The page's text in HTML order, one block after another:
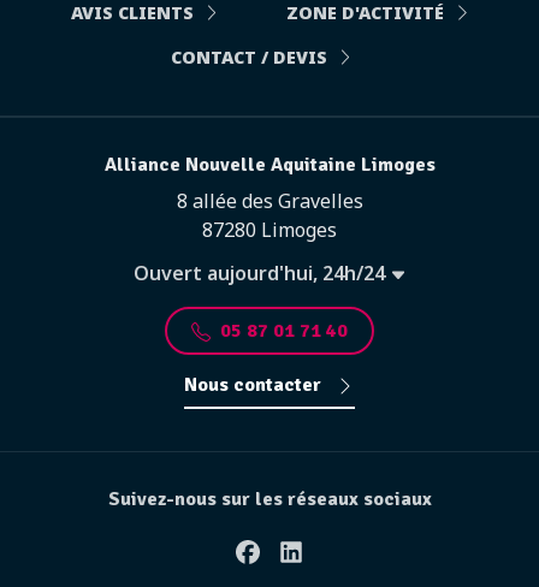
AVIS CLIENTS
ZONE D'ACTIVITÉ
CONTACT / DEVIS
Alliance Nouvelle Aquitaine Limoges
8 allée des Gravelles
87280 Limoges
Ouvert aujourd'hui, 24h/24
05 87 01 71 40
Nous contacter
Suivez-nous sur les réseaux sociaux
FacebookLinkedin